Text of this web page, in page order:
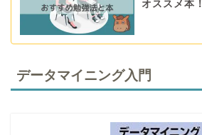
オススメ本！
データマイニング入門